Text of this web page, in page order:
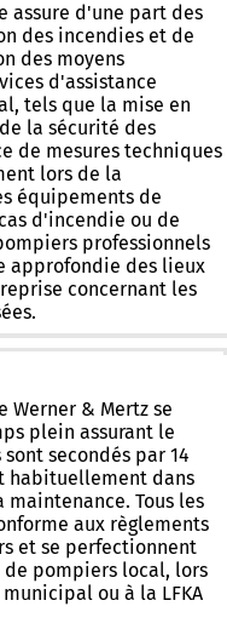
assure d'une part des
des incendies et de
des moyens
d'assistance
tels que la mise en
la sécurité des
de mesures techniques
lors de la
équipements de
d'incendie ou de
professionnels
approfondie des lieux
concernant les
& Mertz GmbH
& Mertz se
plein assurant le
secondés par 14
habituellement dans
Tous les
aux règlements
et se perfectionnent
pompiers local, lors
ou à la LFKA